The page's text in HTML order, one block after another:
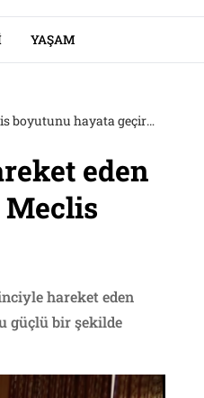
YAŞAM
Çelik: “Komisyon, farklı partilerden sorumlu hareket eden değerli milletvekilleriyle ‘Terörsüz Türkiye’nin Meclis boyutunu hayata geçirmiştir”
eden
hareket eden
güçlü bir şekilde